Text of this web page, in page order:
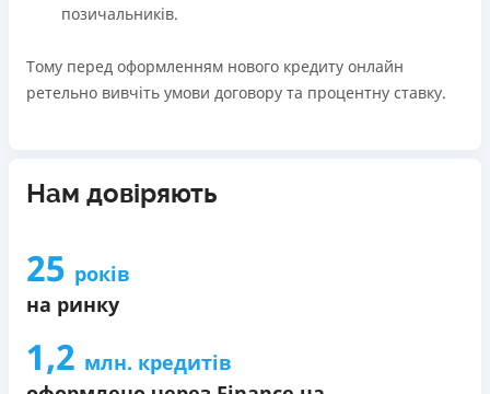
позичальників.
Тому перед оформленням нового кредиту онлайн
ретельно вивчіть умови договору та процентну ставку.
Нам довіряють
25 років
на ринку
1,2 млн. кредитів